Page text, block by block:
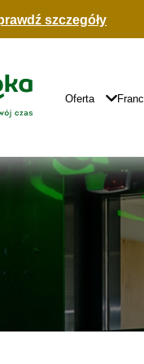
szczegóły
Główna
Nawigacja
Oferta